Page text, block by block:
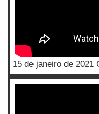
15 de janeiro de 2021